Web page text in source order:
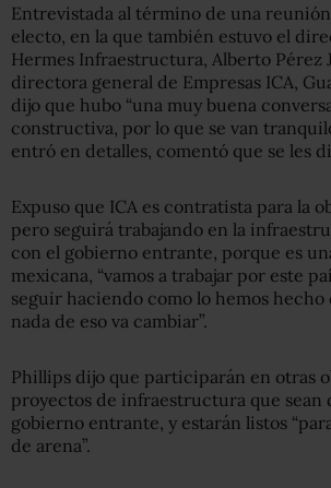
Entrevistada al término de una
electo, en la que también estuvo el
Hermes Infraestructura, Alberto Pérez
directora general de Empresas ICA,
dijo que hubo “una muy buena
constructiva, por lo que se van
entró en detalles, comentó que se les
Expuso que ICA es contratista para la
pero seguirá trabajando en la
con el gobierno entrante, porque es
mexicana, “vamos a trabajar por este
seguir haciendo como lo hemos hecho
nada de eso va cambiar”.
Phillips dijo que participarán en otras
proyectos de infraestructura que sean
gobierno entrante, y estarán listos
de arena”.